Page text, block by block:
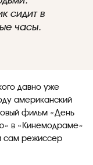
сидит в
часы.
давно уже
американский
фильм «День
в «Кинемодраме»
сам режиссер